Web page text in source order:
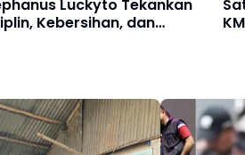
Luckyto Tekankan
Kebersihan, dan